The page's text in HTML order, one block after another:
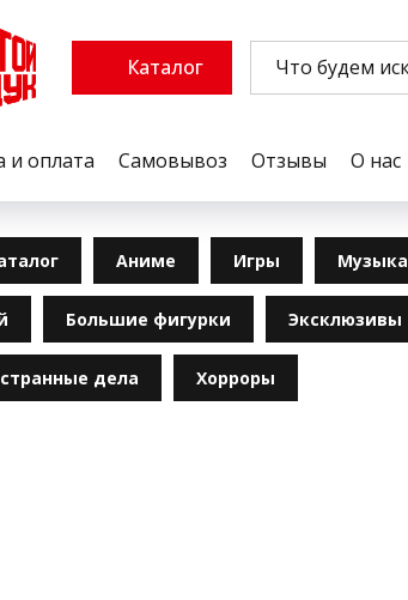
Каталог
и оплата Самовывоз Отзывы О нас
Аниме Игры Музыка
Большие фигурки Эксклюзивы
дела Хорроры